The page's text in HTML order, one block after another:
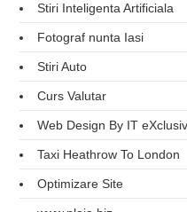
Stiri Inteligenta Artificiala
Fotograf nunta Iasi
Stiri Auto
Curs Valutar
Web Design By IT
Taxi Heathrow To London
Optimizare Site